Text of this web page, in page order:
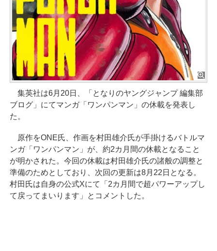
集英社は6月20日、「となりのヤングジャンプ 編集部
ブログ」にてマンガ「ワンパンマン」の休載を発表し
た。
原作をONE氏、作画を村田雄介氏が手掛けるバトルマ
ンガ「ワンパンマン」が、約2カ月間の休載となること
が明かされた。今回の休載は村田雄介氏の諸般の調整と
準備のためとしており、次回の更新は8月22日となる。
村田氏は自身の公式Xにて「2カ月間で超パワーアップし
て戻ってまいります」とコメントした。